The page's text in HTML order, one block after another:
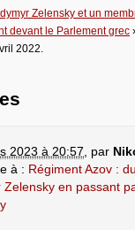
Zelensky et un
devant le Parlement grec
2022.
2023 à 20:57 par
à : Régiment Azov :
Zelensky en passant